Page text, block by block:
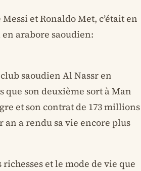
et Ronaldo Met, c’était en
en arabore saoudien:
saoudien Al Nassr en
que son deuxième sort à Man
et son contrat de 173 millions
a rendu sa vie encore plus
et le mode de vie que